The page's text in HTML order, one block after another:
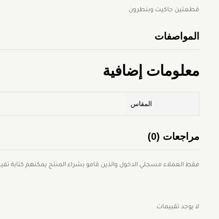
قطعتين جاكيت وبنطرون
المواصفات
معلومات إضافية
المقاس
مراجعات (0)
فقط العملاء مسجلي الدخول والذين قامو بشراء المنتج يمكنهم كتابة
لا يوجد تقييمات